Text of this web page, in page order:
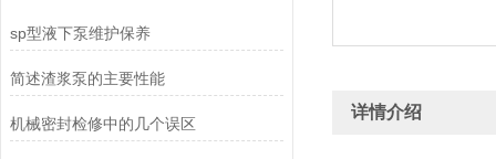
sp型液下泵维护保养
简述渣浆泵的主要性能
机械密封检修中的几个误区
详情介绍